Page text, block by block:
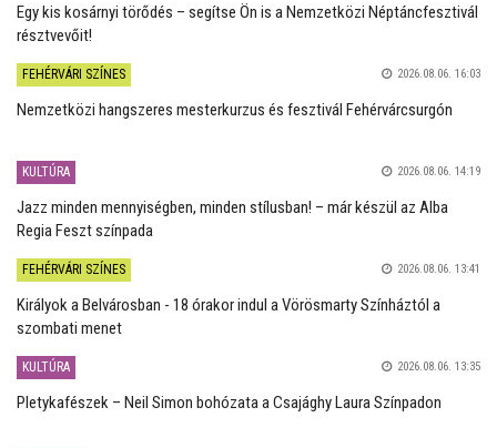
Egy kis kosárnyi törődés – segítse Ön is a Nemzetközi Néptáncfesztivál
résztvevőit!
FEHÉRVÁRI SZÍNES 2026.08.06. 16:03
Nemzetközi hangszeres mesterkurzus és fesztivál Fehérvárcsurgón
KULTÚRA 2026.08.06. 14:19
Jazz minden mennyiségben, minden stílusban! – már készül az Alba
Regia Feszt színpada
FEHÉRVÁRI SZÍNES 2026.08.06. 13:41
Királyok a Belvárosban - 18 órakor indul a Vörösmarty Színháztól a
szombati menet
KULTÚRA 2026.08.06. 13:35
Pletykafészek – Neil Simon bohózata a Csajághy Laura Színpadon